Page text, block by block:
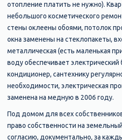
отопление платить не нужно).
небольшого косметического
стены оклеены обоями, потолок
окна заменены на стеклопакеты,
металлическая (есть маленькая
воду обеспечивает электрический
кондиционер, сантехнику
необходимости, электрическая
заменена на медную в 2006 году.
Под домом для всех
право собственности на
согласию, документально, за